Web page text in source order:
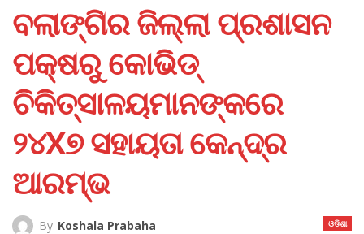
ବଲାଙ୍ଗିର ଜିଲ୍ଲା ପ୍ରଶାସନ
ପକ୍ଷରୁ କୋଭିଡ୍‌
ଚିକିତ୍ସାଳୟମାନଙ୍କରେ
୨୪X୭ ସହାୟତା କେନ୍ଦ୍ର
ଆରମ୍ଭ
ଓଡିଶା
By Koshala Prabaha